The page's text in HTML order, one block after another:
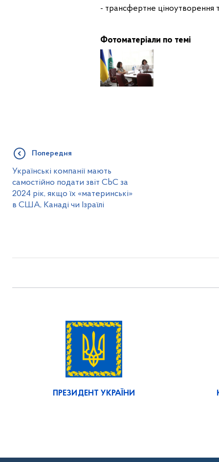
- трансфертне ціноутворення
Фотоматеріали по темі
Попередня
Українські компанії мають
самостійно подати звіт CbC за
2024 рік, якщо їх «материнські»
в США, Канаді чи Ізраїлі
ПРЕЗИДЕНТ УКРАЇНИ